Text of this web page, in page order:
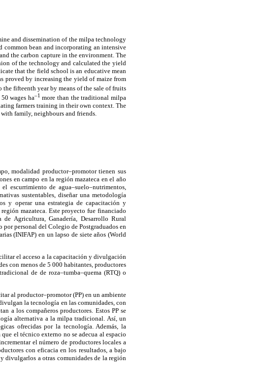
and dissemination of the milpa technology
bean and incorporating an intensive
the carbon capture in the environment. The
of the technology and calculated the yield
that the field school is an educative mean
proved by increasing the yield of maize from
the fifteenth year by means of the sale of fruits
wages ha–1 more than the traditional milpa
farmers training in their own context. The
family, neighbours and friends.
modalidad productor–promotor tienen sus
en campo en la región mazateca en el año
escurrimiento de agua–suelo–nutrimentos,
sustentables, diseñar una metodología
y operar una estrategia de capacitación y
mazateca. Este proyecto fue financiado
Agricultura, Ganadería, Desarrollo Rural
personal del Colegio de Postgraduados en
(INIFAP) en un lapso de siete años (World
el acceso a la capacitación y divulgación
con menos de 5 000 habitantes, productores
de de roza–tumba–quema (RTQ) o
al productor–promotor (PP) en un ambiente
la tecnología en las comunidades, con
a los compañeros productores. Estos PP se
alternativa a la milpa tradicional. Así, un
ofrecidas por la tecnología. Además, la
el técnico externo no se adecua al espacio
el número de productores locales a
con eficacia en los resultados, a bajo
divulgarlos a otras comunidades de la región